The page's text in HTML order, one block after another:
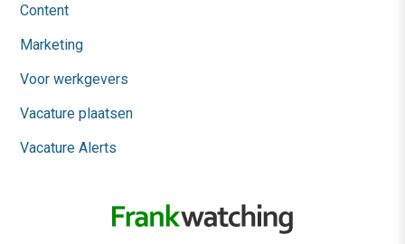
Content
Marketing
Voor werkgevers
Vacature plaatsen
Vacature Alerts